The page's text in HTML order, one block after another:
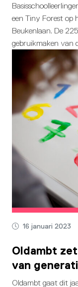
een Tiny Forest op
Beukenlaan. De
gebruikmaken van
16 januari 2023
Oldambt
van
Oldambt gaat dit